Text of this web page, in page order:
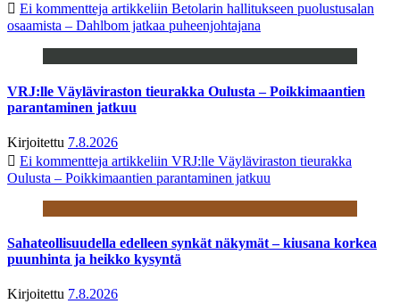
Ei kommentteja artikkeliin Betolarin hallitukseen puolustusalan
osaamista – Dahlbom jatkaa puheenjohtajana
VRJ:lle Väyläviraston tieurakka Oulusta – Poikkimaantien
parantaminen jatkuu
Kirjoitettu 7.8.2026
Ei kommentteja artikkeliin VRJ:lle Väyläviraston tieurakka
Oulusta – Poikkimaantien parantaminen jatkuu
Sahateollisuudella edelleen synkät näkymät – kiusana korkea
puunhinta ja heikko kysyntä
Kirjoitettu 7.8.2026